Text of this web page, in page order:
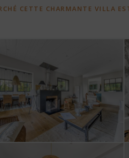
CETTE CHARMANTE VILLA